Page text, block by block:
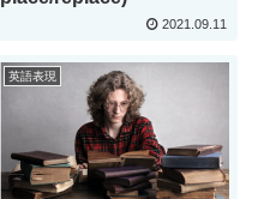
2021.09.11
英語表現